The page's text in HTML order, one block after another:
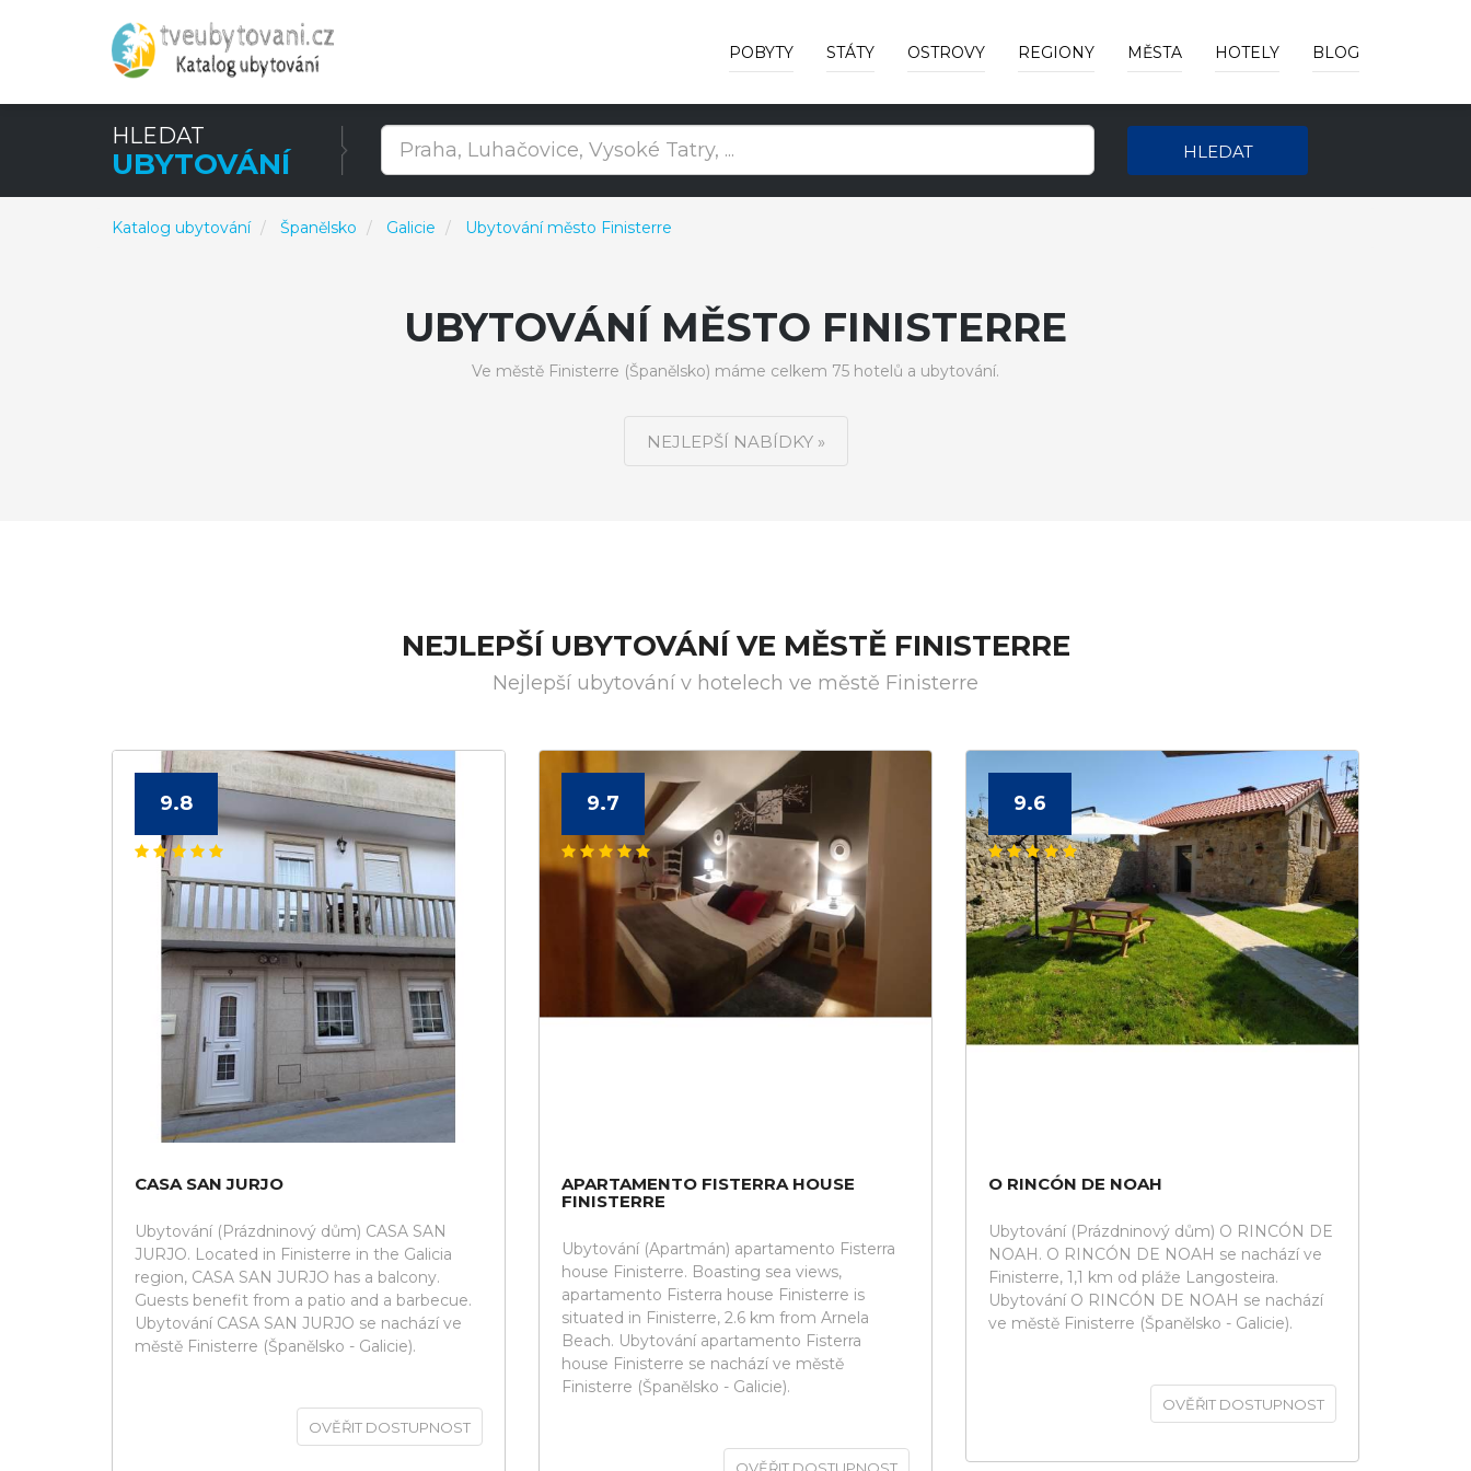
POBYTY STÁTY OSTROVY REGIONY MĚSTA HOTELY BLOG
HLEDAT
UBYTOVÁNÍ HLEDAT
Katalog ubytování Španělsko Galicie Ubytování město Finisterre
UBYTOVÁNÍ MĚSTO FINISTERRE
Ve městě Finisterre (Španělsko) máme celkem 75 hotelů a ubytování.
NEJLEPŠÍ NABÍDKY »
NEJLEPŠÍ UBYTOVÁNÍ VE MĚSTĚ FINISTERRE
Nejlepší ubytování v hotelech ve městě Finisterre
9.8
CASA SAN JURJO
Ubytování (Prázdninový dům) CASA SAN
JURJO. Located in Finisterre in the Galicia
region, CASA SAN JURJO has a balcony.
Guests benefit from a patio and a barbecue.
Ubytování CASA SAN JURJO se nachází ve
městě Finisterre (Španělsko - Galicie).
OVĚŘIT DOSTUPNOST
9.7
APARTAMENTO FISTERRA HOUSE
FINISTERRE
Ubytování (Apartmán) apartamento Fisterra
house Finisterre. Boasting sea views,
apartamento Fisterra house Finisterre is
situated in Finisterre, 2.6 km from Arnela
Beach. Ubytování apartamento Fisterra
house Finisterre se nachází ve městě
Finisterre (Španělsko - Galicie).
9.6
O RINCÓN DE NOAH
Ubytování (Prázdninový dům) O RINCÓN DE
NOAH. O RINCÓN DE NOAH se nachází ve
Finisterre, 1,1 km od pláže Langosteira.
Ubytování O RINCÓN DE NOAH se nachází
ve městě Finisterre (Španělsko - Galicie).
OVĚŘIT DOSTUPNOST